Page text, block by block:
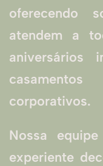
oferecendo
atendem a
aniversários
corporativos.
Nossa
experiente